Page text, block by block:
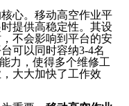
心。移动高空作业平
提供高稳定性。其设
不会影响到平台的安
可以同时容纳3-4名
力，使得多个维修工
大大加快了工作效